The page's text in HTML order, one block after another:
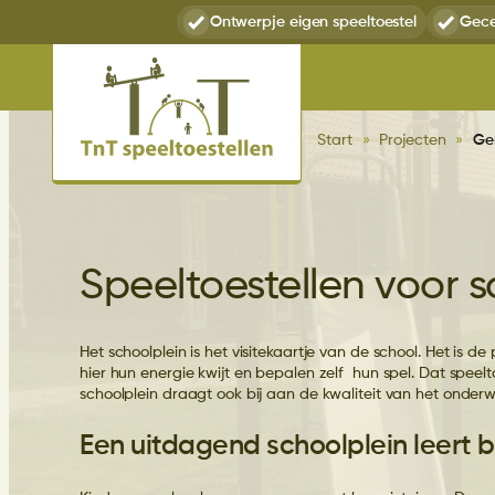
Ontwerpje eigen speeltoestel
Start » Projecten »
Speeltoestellen voor
Het schoolplein is het visitekaartje van de school. Het is
hier hun energie kwijt en bepalen zelf hun spel. Dat
schoolplein draagt ook bij aan de kwaliteit van het
Een uitdagend schoolplein leert